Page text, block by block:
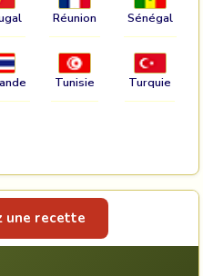
Réunion Sénégal
Tunisie Turquie
une recette